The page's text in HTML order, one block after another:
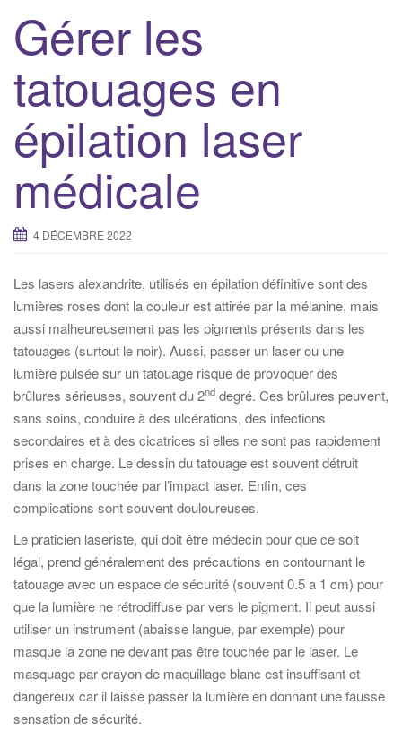
Gérer les
tatouages en
épilation laser
médicale
4 DÉCEMBRE 2022
Les lasers alexandrite, utilisés en épilation définitive sont des
lumières roses dont la couleur est attirée par la mélanine, mais
aussi malheureusement pas les pigments présents dans les
tatouages (surtout le noir). Aussi, passer un laser ou une
lumière pulsée sur un tatouage risque de provoquer des
brûlures sérieuses, souvent du 2nd degré. Ces brûlures peuvent,
sans soins, conduire à des ulcérations, des infections
secondaires et à des cicatrices si elles ne sont pas rapidement
prises en charge. Le dessin du tatouage est souvent détruit
dans la zone touchée par l’impact laser. Enfin, ces
complications sont souvent douloureuses.
Le praticien laseriste, qui doit être médecin pour que ce soit
légal, prend généralement des précautions en contournant le
tatouage avec un espace de sécurité (souvent 0.5 a 1 cm) pour
que la lumière ne rétrodiffuse par vers le pigment. Il peut aussi
utiliser un instrument (abaisse langue, par exemple) pour
masque la zone ne devant pas être touchée par le laser. Le
masquage par crayon de maquillage blanc est insuffisant et
dangereux car il laisse passer la lumière en donnant une fausse
sensation de sécurité.